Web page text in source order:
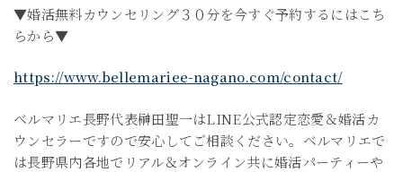
▼婚活無料カウンセリング３０分を今すぐ予約するにはこち
らから▼
https://www.bellemariee-nagano.com/contact/
ベルマリエ長野代表榊田聖一はLINE公式認定恋愛＆婚活カ
ウンセラーですので安心してご相談ください。ベルマリエで
は長野県内各地でリアル＆オンライン共に婚活パーティーや